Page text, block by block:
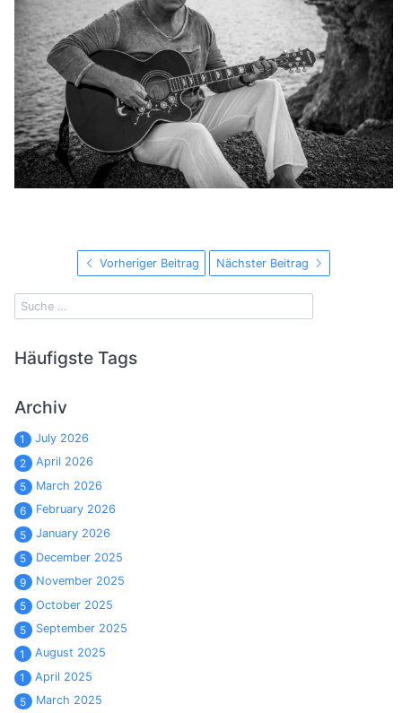
Vorheriger Beitrag Nächster Beitrag
Häufigste Tags
Archiv
1
July 2026
2
April 2026
5
March 2026
6
February 2026
5
January 2026
5
December 2025
9
November 2025
5
October 2025
5
September 2025
1
August 2025
1
April 2025
5
March 2025